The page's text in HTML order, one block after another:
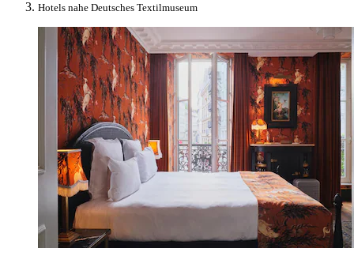
Hotels nahe Deutsches Textilmuseum